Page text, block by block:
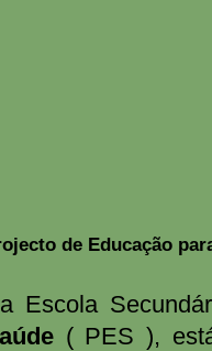
de Educação
Escola
( PES ),